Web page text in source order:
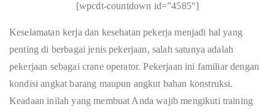
[wpcdt-countdown id=”4585″]
Keselamatan kerja dan kesehatan pekerja menjadi hal yang
penting di berbagai jenis pekerjaan, salah satunya adalah
pekerjaan sebagai crane operator. Pekerjaan ini familiar dengan
kondisi angkat barang maupun angkut bahan konstruksi.
Keadaan inilah yang membuat Anda wajib mengikuti training